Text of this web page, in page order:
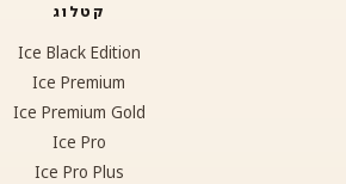
קטלוג
Ice Black Edition
Ice Premium
Ice Premium Gold
Ice Pro
Ice Pro Plus